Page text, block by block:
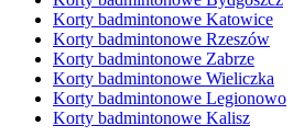
Korty badmintonowe Katowice
Korty badmintonowe Rzeszów
Korty badmintonowe Zabrze
Korty badmintonowe Wieliczka
Korty badmintonowe Legionowo
Korty badmintonowe Kalisz